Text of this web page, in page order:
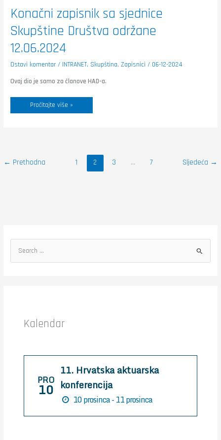
Konačni zapisnik sa sjednice
Skupštine Društva održane
12.06.2024
Ostavi komentar / INTRANET, Skupština,Zapisnici / 06-12-2024
Ovaj dio je samo za članove HAD-a.
Konačni
zapisnik
sa
sjednice
Skupštine
Društva
održane
12.06.2024
Pročitajte više »
← Prethodna 1 2 3 … 7 Sljedeća →
e
Kalendar
PRO
10
11. Hrvatska aktuarska
konferencija
10 prosinca - 11 prosinca